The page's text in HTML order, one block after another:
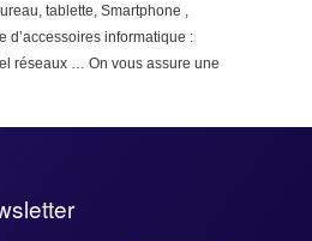
tablette, Smartphone ,
d’accessoires informatique :
réseaux … On vous assure une